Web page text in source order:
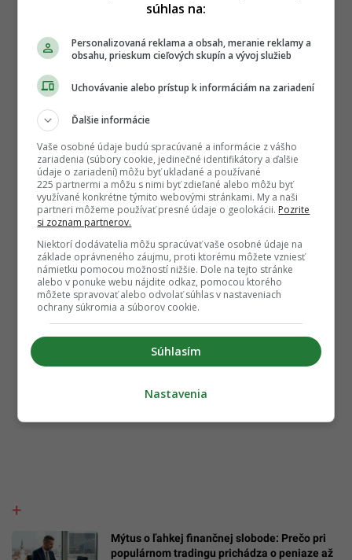
Mýtus o ľahkej finančnej slobode: Prečo pri
populárnom tradingu prichádza o peniaze až
súhlas na:
Personalizovaná reklama a obsah, meranie reklamy a
obsahu, prieskum cieľových skupín a vývoj služieb
Uchovávanie alebo prístup k informáciám na zariadení
Ďalšie informácie
Vaše osobné údaje budú spracúvané a informácie z vášho
zariadenia (súbory cookie, jedinečné identifikátory a ďalšie
údaje o zariadení) môžu byť ukladané a používané
225 partnermi a môžu s nimi byť zdieľané alebo môžu byť
využívané konkrétne týmito webovými stránkami. My a naši
partneri môžeme používať presné údaje o geolokácii. Pozrite
si zoznam partnerov.
Niektorí dodávatelia môžu spracúvať vaše osobné údaje na
základe oprávneného záujmu, proti ktorému môžete vzniesť
námietku pomocou možností nižšie. Dole na tejto stránke
alebo v ponuke webu nájdite odkaz, pomocou ktorého
môžete spravovať alebo odvolať súhlas v nastaveniach
ochrany súkromia a súborov cookie.
Súhlasím
Nastavenia